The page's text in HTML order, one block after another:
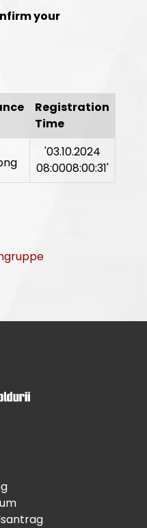
your
'03.10.2024
08:0008:00:31'
Registration
Time